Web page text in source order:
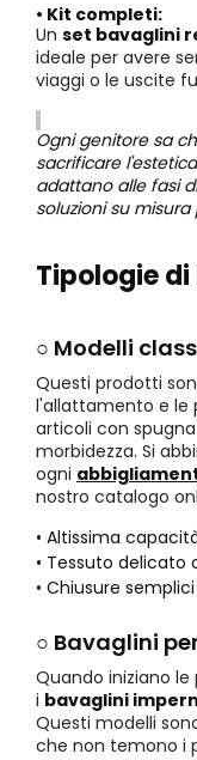
• Kit completi:
Un set bavaglini
ideale per avere
viaggi o le uscite
Ogni genitore sa
sacrificare
adattano alle fasi
soluzioni su
Tipologie
○ Modelli
Questi prodotti
l'allattamento e le
articoli con
morbidezza. Si
ogni
nostro catalogo
• Altissima
• Tessuto delicato
• Chiusure
○ Bavaglini
Quando iniziano
i bavaglini
Questi modelli
che non temono i